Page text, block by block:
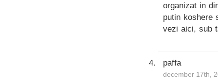
organizat in
putin koshere
vezi aici, sub
paffa
december 17th,